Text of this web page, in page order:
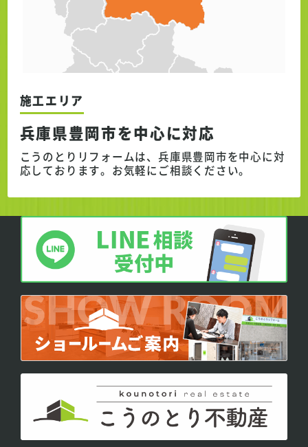
施工エリア
兵庫県豊岡市を中心に対応
こうのとりリフォームは、兵庫県豊岡市を中心に対
応しております。 お気軽にご相談ください。